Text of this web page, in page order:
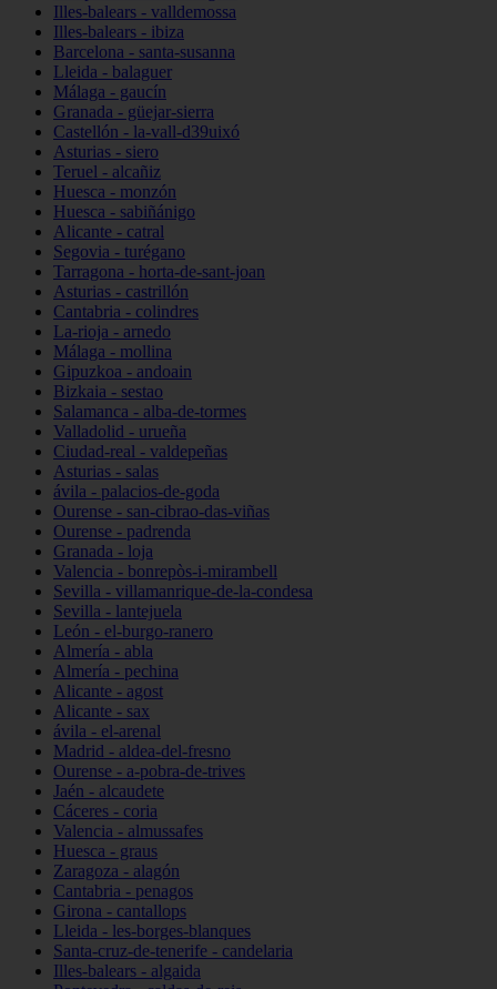
Illes-balears - valldemossa
Illes-balears - ibiza
Barcelona - santa-susanna
Lleida - balaguer
Málaga - gaucín
Granada - güejar-sierra
Castellón - la-vall-d39uixó
Asturias - siero
Teruel - alcañiz
Huesca - monzón
Huesca - sabiñánigo
Alicante - catral
Segovia - turégano
Tarragona - horta-de-sant-joan
Asturias - castrillón
Cantabria - colindres
La-rioja - arnedo
Málaga - mollina
Gipuzkoa - andoain
Bizkaia - sestao
Salamanca - alba-de-tormes
Valladolid - urueña
Ciudad-real - valdepeñas
Asturias - salas
ávila - palacios-de-goda
Ourense - san-cibrao-das-viñas
Ourense - padrenda
Granada - loja
Valencia - bonrepòs-i-mirambell
Sevilla - villamanrique-de-la-condesa
Sevilla - lantejuela
León - el-burgo-ranero
Almería - abla
Almería - pechina
Alicante - agost
Alicante - sax
ávila - el-arenal
Madrid - aldea-del-fresno
Ourense - a-pobra-de-trives
Jaén - alcaudete
Cáceres - coria
Valencia - almussafes
Huesca - graus
Zaragoza - alagón
Cantabria - penagos
Girona - cantallops
Lleida - les-borges-blanques
Santa-cruz-de-tenerife - candelaria
Illes-balears - algaida